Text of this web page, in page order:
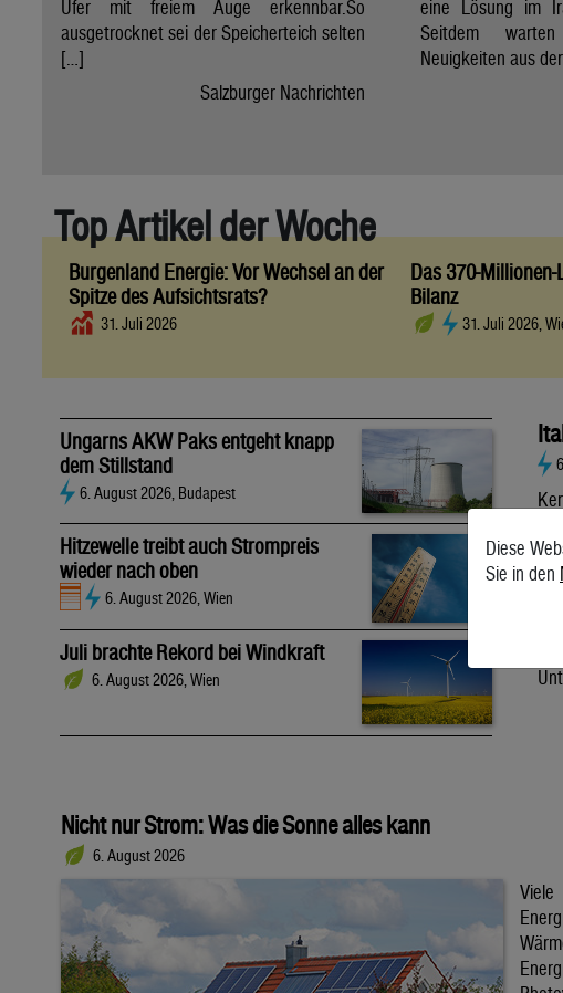
Ufer mit freiem Auge erkennbar.So
ausgetrocknet sei der Speicherteich selten
[…]
Salzburger Nachrichten
eine Lösung im
Seitdem
Neuigkeiten aus
Top Artikel der Woche
Burgenland Energie: Vor Wechsel an der
Spitze des Aufsichtsrats?
31. Juli 2026
Das 370-
Bilanz
31. Juli 2026,
Ungarns AKW Paks entgeht knapp
dem Stillstand
6. August 2026, Budapest
Hitzewelle treibt auch Strompreis
wieder nach oben
6. August 2026, Wien
Juli brachte Rekord bei Windkraft
6. August 2026, Wien
Nicht nur Strom: Was die Sonne alles kann
6. August 2026
Diese
Sie in den